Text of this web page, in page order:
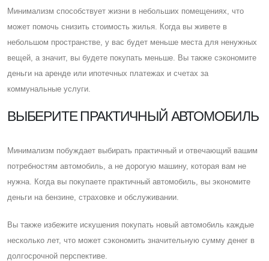
Минимализм способствует жизни в небольших помещениях, что
может помочь снизить стоимость жилья. Когда вы живете в
небольшом пространстве, у вас будет меньше места для ненужных
вещей, а значит, вы будете покупать меньше. Вы также сэкономите
деньги на аренде или ипотечных платежах и счетах за
коммунальные услуги.
ВЫБЕРИТЕ ПРАКТИЧНЫЙ АВТОМОБИЛЬ
Минимализм побуждает выбирать практичный и отвечающий вашим
потребностям автомобиль, а не дорогую машину, которая вам не
нужна. Когда вы покупаете практичный автомобиль, вы экономите
деньги на бензине, страховке и обслуживании.
Вы также избежите искушения покупать новый автомобиль каждые
несколько лет, что может сэкономить значительную сумму денег в
долгосрочной перспективе.